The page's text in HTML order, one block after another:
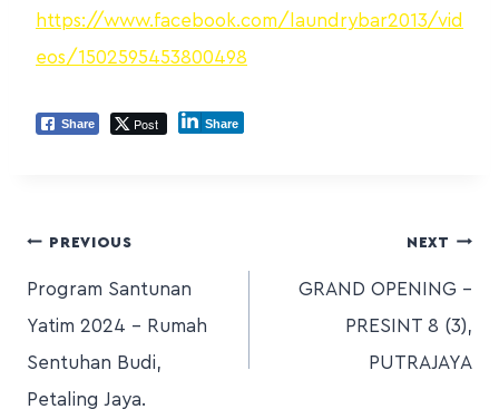
https://www.facebook.com/laundrybar2013/vid
eos/1502595453800498
Share Post Share
PREVIOUS
Program Santunan
Yatim 2024 – Rumah
Sentuhan Budi,
Petaling Jaya.
NEXT
GRAND OPENING –
PRESINT 8 (3),
PUTRAJAYA